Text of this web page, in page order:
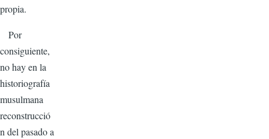
propia.
Por
consiguiente,
no hay en la
historiografía
musulmana
reconstrucció
n del pasado a